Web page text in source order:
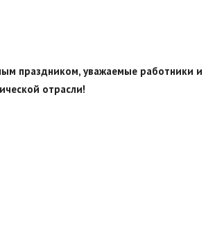
праздником, уважаемые работники и
отрасли!